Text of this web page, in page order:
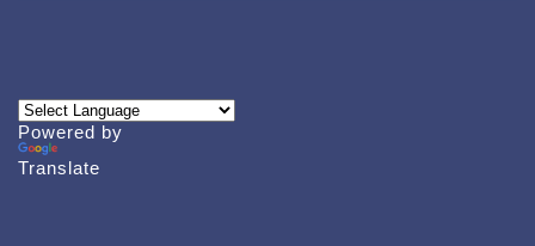
Powered by
Translate